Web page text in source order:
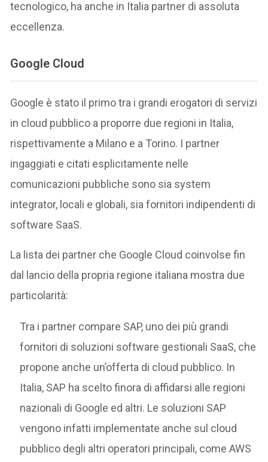
tecnologico, ha anche in Italia partner di assoluta
eccellenza.
Google Cloud
Google è stato il primo tra i grandi erogatori di servizi
in cloud pubblico a proporre due regioni in Italia,
rispettivamente a Milano e a Torino. I partner
ingaggiati e citati esplicitamente nelle
comunicazioni pubbliche sono sia system
integrator, locali e globali, sia fornitori indipendenti di
software SaaS.
La lista dei partner che Google Cloud coinvolse fin
dal lancio della propria regione italiana mostra due
particolarità:
Tra i partner compare SAP, uno dei più grandi
fornitori di soluzioni software gestionali SaaS, che
propone anche un’offerta di cloud pubblico. In
Italia, SAP ha scelto finora di affidarsi alle regioni
nazionali di Google ed altri. Le soluzioni SAP
vengono infatti implementate anche sul cloud
pubblico degli altri operatori principali, come AWS